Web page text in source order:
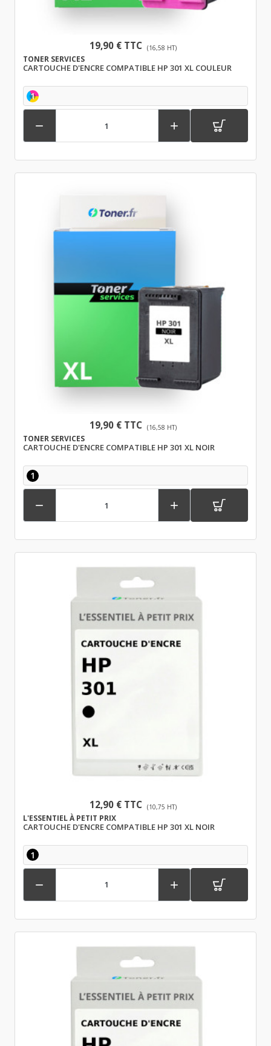
19,90 € TTC (16,58 HT)
TONER SERVICES
CARTOUCHE D'ENCRE COMPATIBLE HP 301 XL COULEUR
1
 
19,90 € TTC (16,58 HT)
TONER SERVICES
CARTOUCHE D'ENCRE COMPATIBLE HP 301 XL NOIR
1
 
12,90 € TTC (10,75 HT)
L'ESSENTIEL À PETIT PRIX
CARTOUCHE D'ENCRE COMPATIBLE HP 301 XL NOIR
1
 